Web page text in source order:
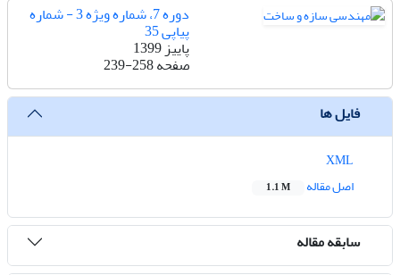
دوره 7، شماره ویژه 3 - شماره
پیاپی 35
پاییز 1399
صفحه239-258
فایل ها
اصل مقاله
1.1 M
سابقه مقاله